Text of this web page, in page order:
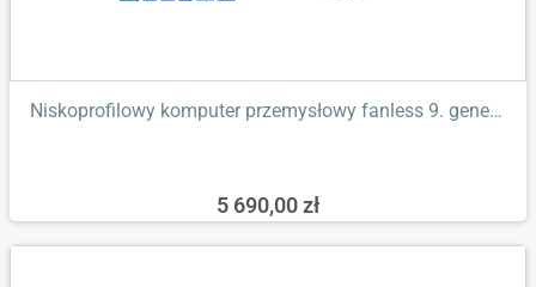
Niskoprofilowy komputer przemysłowy fanless 9. generacji Core...
5 690,00 zł